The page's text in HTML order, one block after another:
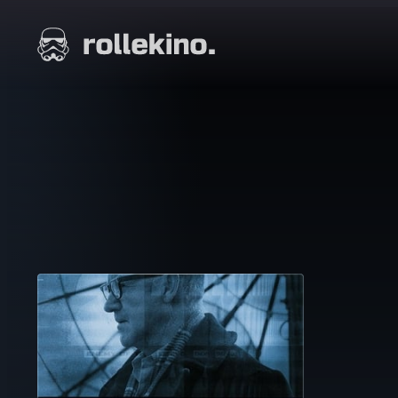
suoraan
sisältöön
Elokuvat ja elokuva-arviot | Rollekino.fi